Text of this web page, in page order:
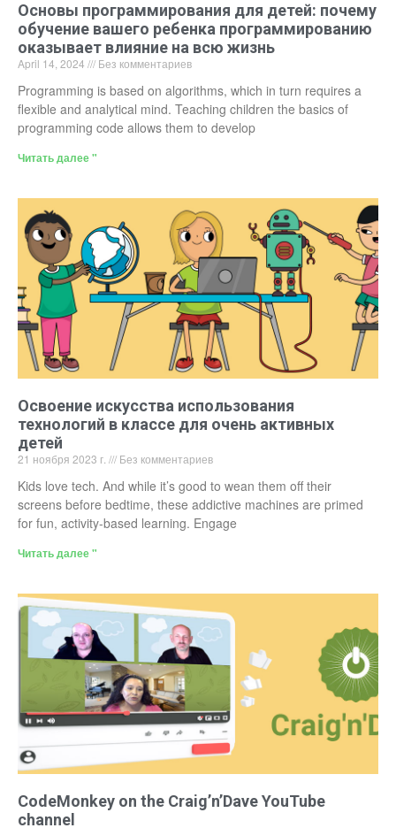
Основы программирования для детей: почему
обучение вашего ребенка программированию
оказывает влияние на всю жизнь
April 14, 2024 Без комментариев
Programming is based on algorithms, which in turn requires a
flexible and analytical mind. Teaching children the basics of
programming code allows them to develop
Читать далее "
Освоение искусства использования
технологий в классе для очень активных
детей
21 ноября 2023 г. Без комментариев
Kids love tech. And while it’s good to wean them off their
screens before bedtime, these addictive machines are primed
for fun, activity-based learning. Engage
Читать далее "
CodeMonkey on the Craig’n’Dave YouTube
channel